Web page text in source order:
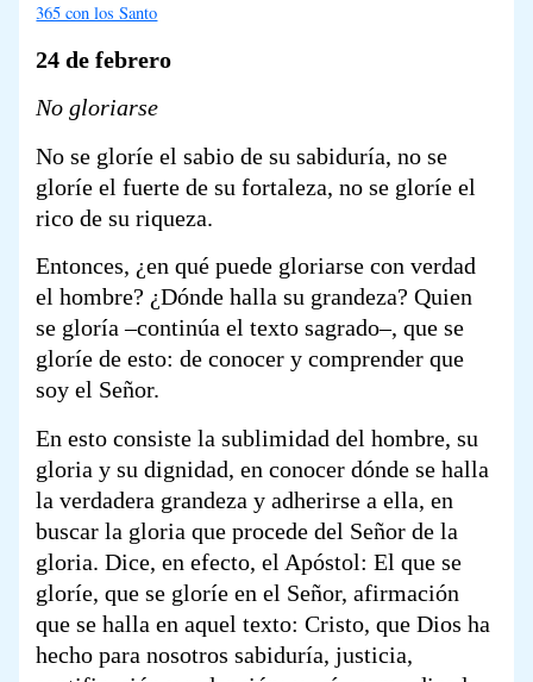
365 con los Santo
24 de febrero
No gloriarse
No se gloríe el sabio de su sabiduría, no se
gloríe el fuerte de su fortaleza, no se gloríe el
rico de su riqueza.
Entonces, ¿en qué puede gloriarse con verdad
el hombre? ¿Dónde halla su grandeza? Quien
se gloría –continúa el texto sagrado–, que se
gloríe de esto: de conocer y comprender que
soy el Señor.
En esto consiste la sublimidad del hombre, su
gloria y su dignidad, en conocer dónde se halla
la verdadera grandeza y adherirse a ella, en
buscar la gloria que procede del Señor de la
gloria. Dice, en efecto, el Apóstol: El que se
gloríe, que se gloríe en el Señor, afirmación
que se halla en aquel texto: Cristo, que Dios ha
hecho para nosotros sabiduría, justicia,